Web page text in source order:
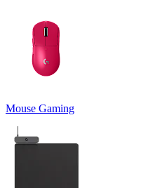
Mouse Gaming